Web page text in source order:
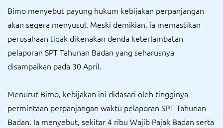
Bimo menyebut payung hukum kebijakan perpanjangan
akan segera menyusul. Meski demikian, ia memastikan
perusahaan tidak dikenakan denda keterlambatan
pelaporan SPT Tahunan Badan yang seharusnya
disampaikan pada 30 April.
Menurut Bimo, kebijakan ini didasari oleh tingginya
permintaan perpanjangan waktu pelaporan SPT Tahunan
Badan. Ia menyebut, sekitar 4 ribu Wajib Pajak Badan serta